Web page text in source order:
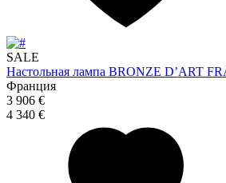
SALE
Настольная лампа BRONZE D’ART
Франция
3 906 €
4 340 €